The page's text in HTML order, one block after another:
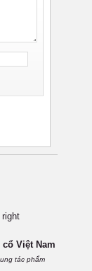
right
cổ Việt Nam
tác phẩm